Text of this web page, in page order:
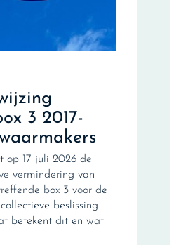
3 2017-
op 17 juli 2026 de
vermindering van
box 3 voor de
beslissing
betekent dit en wat